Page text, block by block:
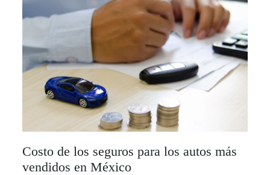
Costo de los seguros para los autos más
vendidos en México